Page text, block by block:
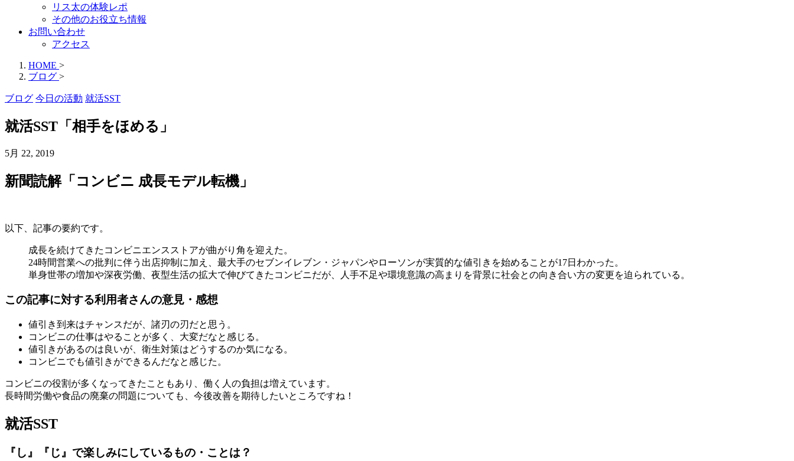
リス太の体験レポ
その他のお役立ち情報
お問い合わせ
アクセス
HOME >
ブログ >
ブログ 今日の活動 就活SST
就活SST「相手をほめる」
5月 22, 2019
新聞読解「コンビニ 成長モデル転機」
以下、記事の要約です。
成長を続けてきたコンビニエンスストアが曲がり角を迎えた。
24時間営業への批判に伴う出店抑制に加え、最大手のセブンイレブン・ジャパンやローソンが実質的な値引きを始めることが17日わかった。
単身世帯の増加や深夜労働、夜型生活の拡大で伸びてきたコンビニだが、人手不足や環境意識の高まりを背景に社会との向き合い方の変更を迫られている。
この記事に対する利用者さんの意見・感想
値引き到来はチャンスだが、諸刃の刃だと思う。
コンビニの仕事はやることが多く、大変だなと感じる。
値引きがあるのは良いが、衛生対策はどうするのか気になる。
コンビニでも値引きができるんだなと感じた。
コンビニの役割が多くなってきたこともあり、働く人の負担は増えています。
長時間労働や食品の廃棄の問題についても、今後改善を期待したいところですね！
就活SST
『し』『じ』で楽しみにしているもの・ことは？